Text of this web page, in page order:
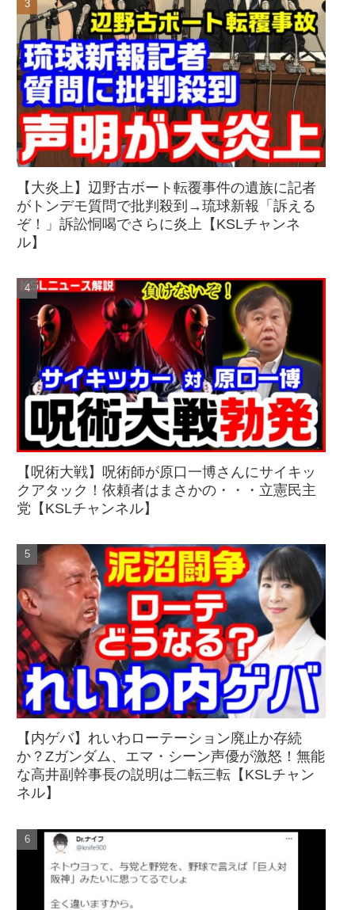
【大炎上】辺野古ボート転覆事件の遺族に記者
がトンデモ質問で批判殺到→琉球新報「訴える
ぞ！」訴訟恫喝でさらに炎上【KSLチャンネ
ル】
【呪術大戦】呪術師が原口一博さんにサイキッ
クアタック！依頼者はまさかの・・・立憲民主
党【KSLチャンネル】
【内ゲバ】れいわローテーション廃止か存続
か？Zガンダム、エマ・シーン声優が激怒！無能
な高井副幹事長の説明は二転三転【KSLチャン
ネル】